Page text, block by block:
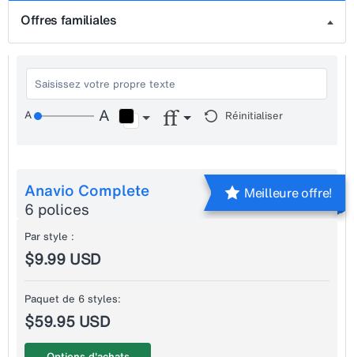
Offres familiales
Réinitialiser
Anavio Complete
6 polices
Meilleure offre!
Par style :
$9.99 USD
Paquet de 6 styles:
$59.95 USD